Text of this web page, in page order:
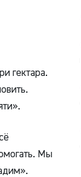
гектара.
Мы